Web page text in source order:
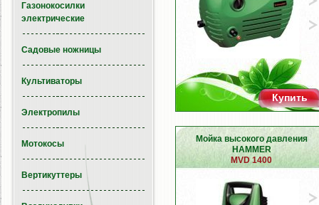
Купить
Мойка высокого давления
HAMMER
MVD 1400
Газонокосилки
электрические
Садовые ножницы
Культиваторы
Электропилы
Мотокосы
Вертикуттеры